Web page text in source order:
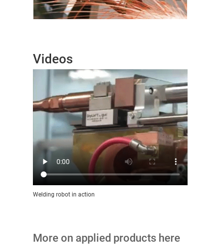
Videos
Welding robot in action
More on applied products here